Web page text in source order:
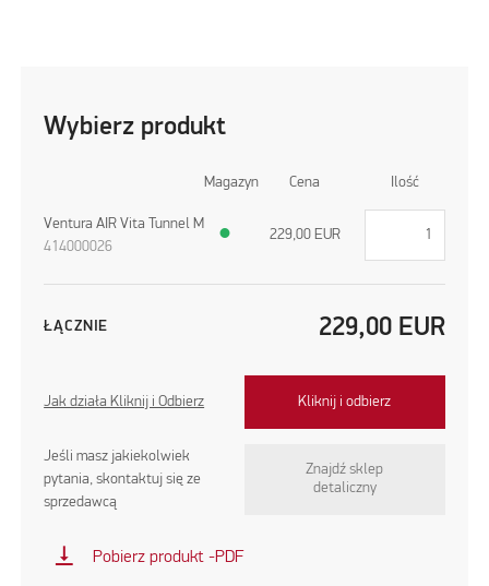
Wybierz produkt
Magazyn Cena Ilość
Ventura AIR Vita Tunnel M
414000026
● 229,00 EUR
ŁĄCZNIE 229,00 EUR
Jak działa Kliknij i Odbierz Kliknij i odbierz
Jeśli masz jakiekolwiek
pytania, skontaktuj się ze
sprzedawcą
Znajdź sklep
detaliczny
vertical_align_bottom Pobierz produkt -PDF